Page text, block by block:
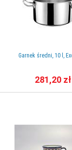
Garnek średni, 10 l,
281,20 zł